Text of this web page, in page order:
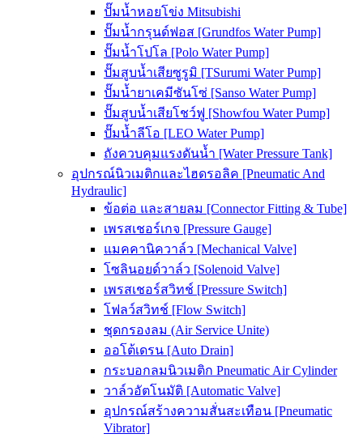
ปั๊มน้ำหอยโข่ง Mitsubishi
ปั๊มน้ำกรุนด์ฟอส [Grundfos Water Pump]
ปั๊มน้ำโปโล [Polo Water Pump]
ปั๊มสูบน้ำเสียซูรูมิ [TSurumi Water Pump]
ปั๊มน้ำยาเคมีซันโซ่ [Sanso Water Pump]
ปั๊มสูบน้ำเสียโชว์ฟู [Showfou Water Pump]
ปั๊มน้ำลีโอ [LEO Water Pump]
ถังควบคุมแรงดันน้ำ [Water Pressure Tank]
อุปกรณ์นิวเมติกและไฮดรอลิค [Pneumatic And
Hydraulic]
ข้อต่อ และสายลม [Connector Fitting & Tube]
เพรสเชอร์เกจ [Pressure Gauge]
แมคคานิควาล์ว [Mechanical Valve]
โซลินอยด์วาล์ว [Solenoid Valve]
เพรสเชอร์สวิทช์ [Pressure Switch]
โฟลว์สวิทช์ [Flow Switch]
ชุดกรองลม (Air Service Unite)
ออโต้เดรน [Auto Drain]
กระบอกลมนิวเมติก Pneumatic Air Cylinder
วาล์วอัตโนมัติ [Automatic Valve]
อุปกรณ์สร้างความสั่นสะเทือน [Pneumatic
Vibrator]